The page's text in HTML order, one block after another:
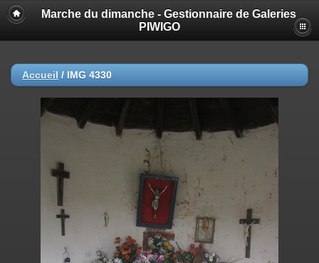
Marche du dimanche - Gestionnaire de Galeries
PIWIGO
Accueil / IMG 4330